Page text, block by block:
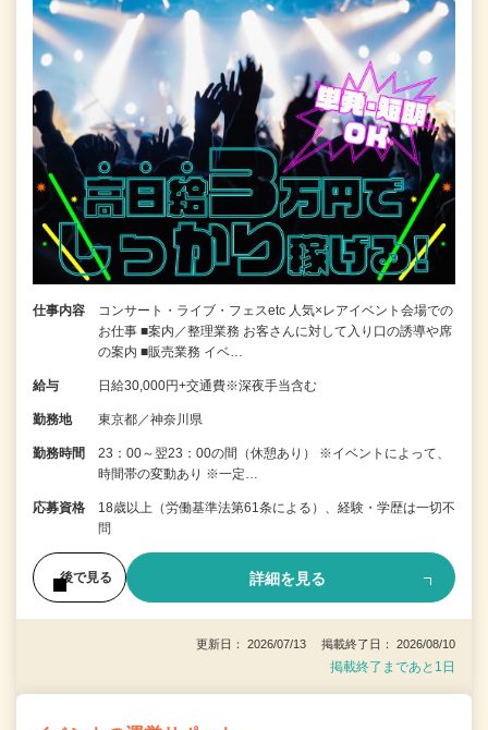
仕事内容
コンサート・ライブ・フェスetc 人気×レアイベント会場での
お仕事 ■案内／整理業務 お客さんに対して入り口の誘導や席
の案内 ■販売業務 イベ…
給与 日給30,000円+交通費※深夜手当含む
勤務地 東京都／神奈川県
勤務時間
23：00～翌23：00の間（休憩あり） ※イベントによって、
時間帯の変動あり ※一定…
応募資格
18歳以上（労働基準法第61条による）、経験・学歴は一切不
問
後で見る 詳細を見る
更新日： 2026/07/13 掲載終了日： 2026/08/10
掲載終了まであと1日